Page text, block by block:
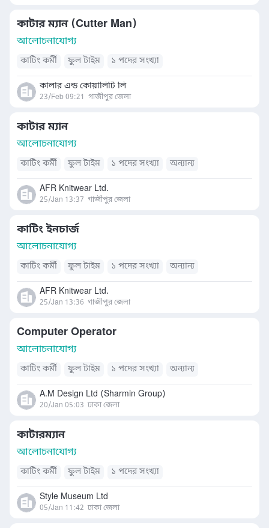
কাটার ম্যান (Cutter Man)
আলোচনাযোগ্য
কাটিং কর্মী ফুল টাইম ১ পদের সংখ্যা
কালার এন্ড কোয়ালিটি লি
23/Feb 09:21 গাজীপুর জেলা
কাটার ম্যান
আলোচনাযোগ্য
কাটিং কর্মী ফুল টাইম ১ পদের সংখ্যা অন্যান্য
AFR Knitwear Ltd.
25/Jan 13:37 গাজীপুর জেলা
কাটিং ইনচার্জ
আলোচনাযোগ্য
কাটিং কর্মী ফুল টাইম ১ পদের সংখ্যা অন্যান্য
AFR Knitwear Ltd.
25/Jan 13:36 গাজীপুর জেলা
Computer Operator
আলোচনাযোগ্য
কাটিং কর্মী ফুল টাইম ১ পদের সংখ্যা অন্যান্য
A.M Design Ltd (Sharmin Group)
20/Jan 05:03 ঢাকা জেলা
কাটারম্যান
আলোচনাযোগ্য
কাটিং কর্মী ফুল টাইম ১ পদের সংখ্যা
Style Museum Ltd
05/Jan 11:42 ঢাকা জেলা